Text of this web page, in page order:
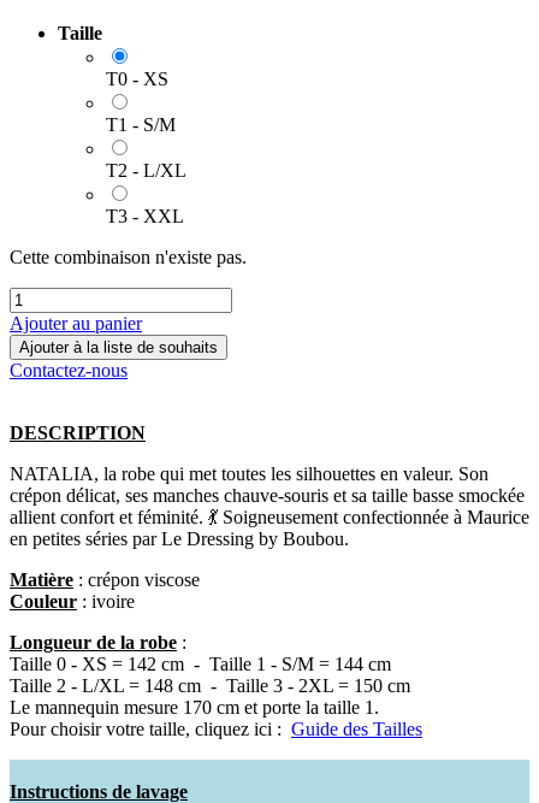
Taille
T0 - XS
T1 - S/M
T2 - L/XL
T3 - XXL
Cette combinaison n'existe pas.
Ajouter au panier
Ajouter à la liste de souhaits
Contactez-nous
DESCRIPTION
NATALIA, la robe qui met toutes les silhouettes en valeur. Son
crépon délicat, ses manches chauve-souris et sa taille basse smockée
allient confort et féminité. 💃 Soigneusement confectionnée à Maurice
en petites séries par Le Dressing by Boubou.
Matière : crépon viscose
Couleur : ivoire
Longueur de la robe :
Taille 0 - XS = 142 cm - Taille 1 - S/M = 144 cm
Taille 2 - L/XL = 148 cm - Taille 3 - 2XL = 150 cm
Le mannequin mesure 170 cm et porte la taille 1.
Pour choisir votre taille, cliquez ici : Guide des Tailles
Instructions de lavage